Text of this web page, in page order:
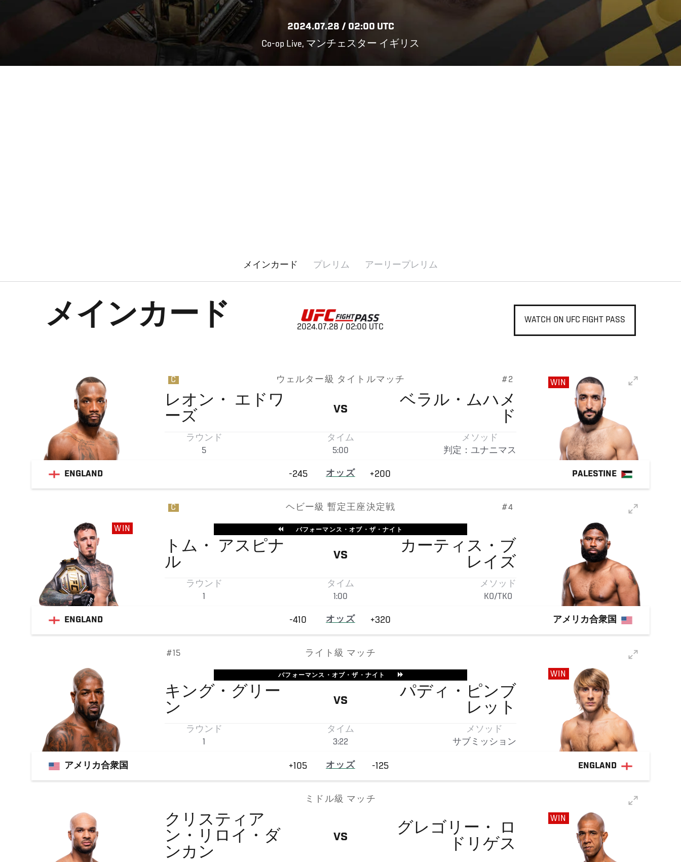
2024.07.28 / 02:00 UTC
Co-op Live, マンチェスター イギリス
メインカード プレリム アーリープレリム
メインカード 2024.07.28 / 02:00 UTC
WATCH ON UFC FIGHT PASS
C ウェルター級 タイトルマッチ #2
レオン・
エドワ
ーズ
VS
ベラル・ムハメ
ド
ラウンド
5
タイム
5:00
メソッド
判定：ユナニマス
WIN
ENGLAND -245 オッズ +200 PALESTINE
WIN
C ヘビー級 暫定王座決定戦 #4
パフォーマンス・オブ・ザ・ナイト
トム・
アスピナ
ル
VS
カーティス・ブ
レイズ
ラウンド
1
タイム
1:00
メソッド
KO/TKO
ENGLAND -410 オッズ +320 アメリカ合衆国
#15 ライト級 マッチ
パフォーマンス・オブ・ザ・ナイト
キング・グリー
ン
VS
パディ・ピンブ
レット
ラウンド
1
タイム
3:22
メソッド
サブミッション
WIN
アメリカ合衆国 +105 オッズ -125 ENGLAND
ミドル級 マッチ
クリスティア
ン・リロイ・ダ
ンカン
VS グレゴリー・
ロ
ドリゲス
WIN